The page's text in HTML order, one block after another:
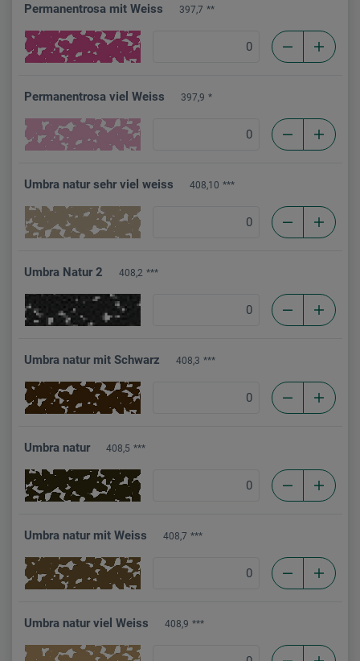
Permanentrosa mit Weiss 397,7 **
Permanentrosa viel Weiss 397,9 *
Umbra natur sehr viel weiss 408,10 ***
Umbra Natur 2 408,2 ***
Umbra natur mit Schwarz 408,3 ***
Umbra natur 408,5 ***
Umbra natur mit Weiss 408,7 ***
Umbra natur viel Weiss 408,9 ***